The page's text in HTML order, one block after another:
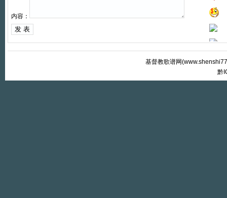
内容：
基督教歌谱网(
黔